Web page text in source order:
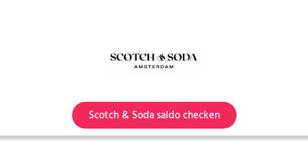
Scotch & Soda saldo checken